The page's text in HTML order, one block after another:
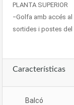
PLANTA SUPERIOR
−Golfa amb accés
sortides i postes del
Características
Balcó